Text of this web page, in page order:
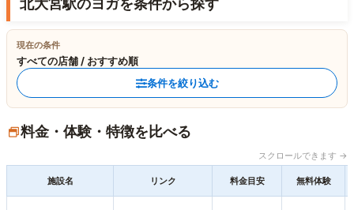
北大宮駅のヨガを条件から探す
現在の条件
すべての店舗 / おすすめ順
条件を絞り込む
料金・体験・特徴を比べる
スクロールできます →
施設名 リンク 料金目安 無料体験